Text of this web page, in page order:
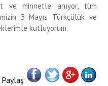
ve minnetle anıyor, tüm
3 Mayıs Türkçülük ve
kutluyorum.